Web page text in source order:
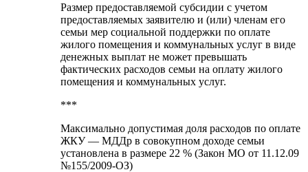
Размер предоставляемой субсидии с учетом
предоставляемых заявителю и (или) членам его
семьи мер социальной поддержки по оплате
жилого помещения и коммунальных услуг в виде
денежных выплат не может превышать
фактических расходов семьи на оплату жилого
помещения и коммунальных услуг.
***
Максимально допустимая доля расходов по оплате
ЖКУ — МДДр в совокупном доходе семьи
установлена в размере 22 % (Закон МО от 11.12.09
№155/2009-ОЗ)